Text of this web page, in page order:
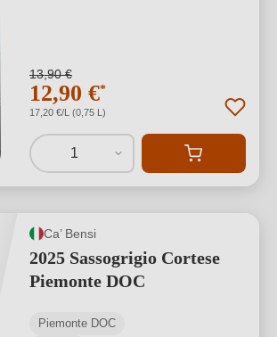
13,90 €
12,90 €*
17,20 €/L (0,75 L)
1
Ca’ Bensi
2025 Sassogrigio Cortese
Piemonte DOC
Piemonte DOC